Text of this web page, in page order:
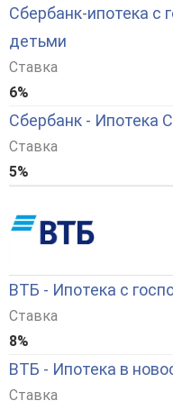
Сбербанк-ипотека с
детьми
Ставка
6%
Сбербанк - Ипотека
Ставка
5%
ВТБ - Ипотека с
Ставка
8%
ВТБ - Ипотека в
Ставка